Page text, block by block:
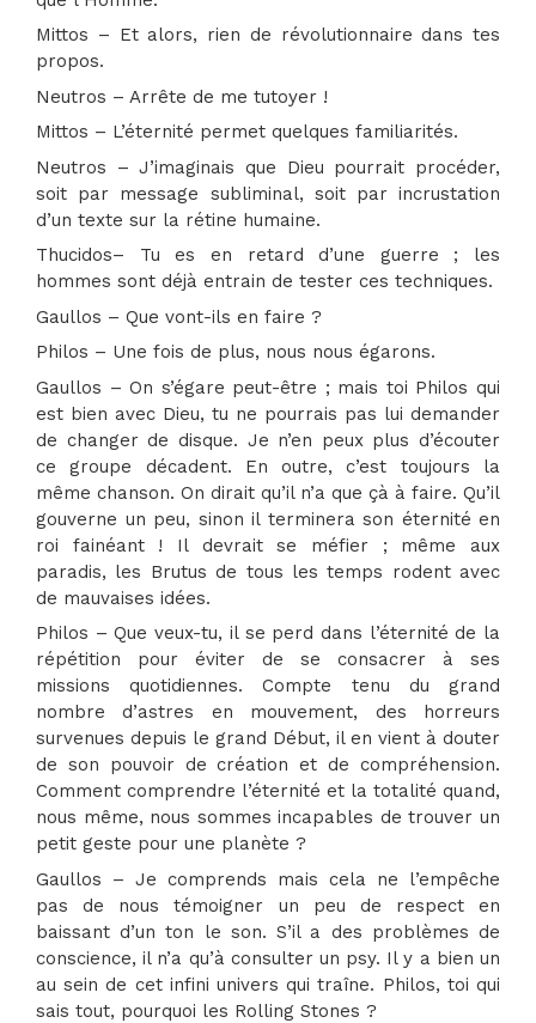
Mittos – Et alors, rien de révolutionnaire dans tes
propos.
Neutros – Arrête de me tutoyer !
Mittos – L’éternité permet quelques familiarités.
Neutros – J’imaginais que Dieu pourrait procéder,
soit par message subliminal, soit par incrustation
d’un texte sur la rétine humaine.
Thucidos– Tu es en retard d’une guerre ; les
hommes sont déjà entrain de tester ces techniques.
Gaullos – Que vont-ils en faire ?
Philos – Une fois de plus, nous nous égarons.
Gaullos – On s’égare peut-être ; mais toi Philos qui
est bien avec Dieu, tu ne pourrais pas lui demander
de changer de disque. Je n’en peux plus d’écouter
ce groupe décadent. En outre, c’est toujours la
même chanson. On dirait qu’il n’a que çà à faire. Qu’il
gouverne un peu, sinon il terminera son éternité en
roi fainéant ! Il devrait se méfier ; même aux
paradis, les Brutus de tous les temps rodent avec
de mauvaises idées.
Philos – Que veux-tu, il se perd dans l’éternité de la
répétition pour éviter de se consacrer à ses
missions quotidiennes. Compte tenu du grand
nombre d’astres en mouvement, des horreurs
survenues depuis le grand Début, il en vient à douter
de son pouvoir de création et de compréhension.
Comment comprendre l’éternité et la totalité quand,
nous même, nous sommes incapables de trouver un
petit geste pour une planète ?
Gaullos – Je comprends mais cela ne l’empêche
pas de nous témoigner un peu de respect en
baissant d’un ton le son. S’il a des problèmes de
conscience, il n’a qu’à consulter un psy. Il y a bien un
au sein de cet infini univers qui traîne. Philos, toi qui
sais tout, pourquoi les Rolling Stones ?